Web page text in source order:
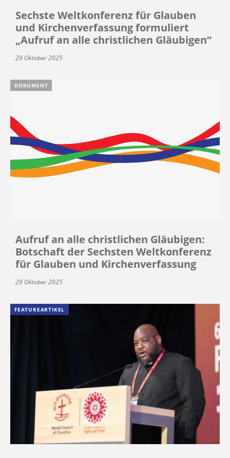
Sechste Weltkonferenz für Glauben
und Kirchenverfassung formuliert
„Aufruf an alle christlichen Gläubigen“
29 Oktober 2025
DOKUMENT
Aufruf an alle christlichen Gläubigen:
Botschaft der Sechsten Weltkonferenz
für Glauben und Kirchenverfassung
29 Oktober 2025
FEATUREARTIKEL